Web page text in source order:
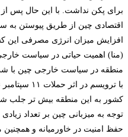
افزایش میزان انرژی مصرفی این
(منا) اهمیت حیاتی در سیاست خارجی
منطقه در سیاست خارجی چین با
با ترویسم
کشور به این منطقه بیش تر جلب
توجه به میزبانی چین بر تعداد
حفظ امنیت در خاورمیانه و